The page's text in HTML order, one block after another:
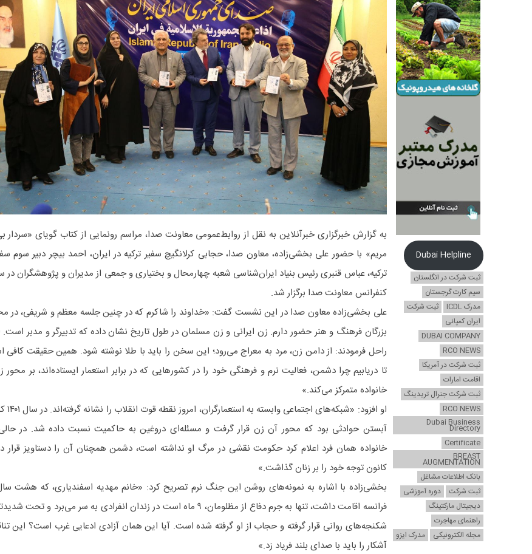
به گزارش خبرگزاری خبرآنلاین به نقل از روابط‌عمومی معاونت صدا، مراسم رونمایی از کتاب گویای «سردار
مریم» با حضور علی بخشی‌زاده، معاون صدا، حجابی کرلانگیچ سفیر ترکیه در ایران، احمد بیچر دبیر سوم
ترکیه، عباس قنبری رئیس بنیاد ایران‌شناسی شعبه چهارمحال و بختیاری و جمعی از مدیران و پژوهشگران در
کنفرانس معاونت صدا برگزار شد.
علی بخشی‌زاده معاون صدا در این نشست گفت: «خداوند را شاکرم که در چنین جلسه معظم و شریفی، در
بزرگان فرهنگ و هنر حضور دارم. زن ایرانی و زن مسلمان در طول تاریخ نشان داده که تدبیرگر و مدبر است.
راحل فرمودند: از دامن زن، مرد به معراج می‌رود؛ این سخن را باید با طلا نوشته شود. همین حقیقت
تا دریابیم چرا دشمن، فعالیت نرم و فرهنگی خود را در کشورهایی که در برابر استعمار ایستاده‌اند، بر محور
خانواده متمرکز می‌کند.»
او افزود:
آبستن حوادثی بود که محور آن زن قرار گرفت و مسئله‌ای دروغین به حاکمیت نسبت داده شد. در
خانواده همان فرد اعلام کرد حکومت نقشی در مرگ او نداشته است، دشمن همچنان آن را دستاویز قرار
کانون توجه خود را بر زنان گذاشت.»
بخشی‌زاده با اشاره به نمونه‌های روشن این جنگ نرم تصریح کرد: «خانم مهدیه اسفندیاری، که هشت
فرانسه اقامت داشت، تنها به جرم دفاع از مظلومان، ۹ ماه است در زندان انفرادی به سر می‌برد و تحت
شکنجه‌های روانی قرار گرفته و حجاب از او گرفته شده است. آیا این همان آزادی ادعایی غرب است؟ این
آشکار را باید با صدای بلند فریاد زد.»
Dubai Helpline
ثبت شرکت در انگلستان
سیم کارت گرجستان
مدرک ICDL
ثبت شرکت
ایران کمپانی
DUBAI COMPANY
RCO NEWS
ثبت شرکت در آمریکا
اقامت امارات
ثبت شرکت جنرال تریدینگ
RCO NEWS
Dubai Business
Directory
Certificate
BREAST
AUGMENTATION
بانک اطلاعات مشاغل
ثبت شرکت
دوره آموزشی
دیجیتال مارکتینگ
راهنمای مهاجرت
مجله الکترونیکی
مدرک ایزو